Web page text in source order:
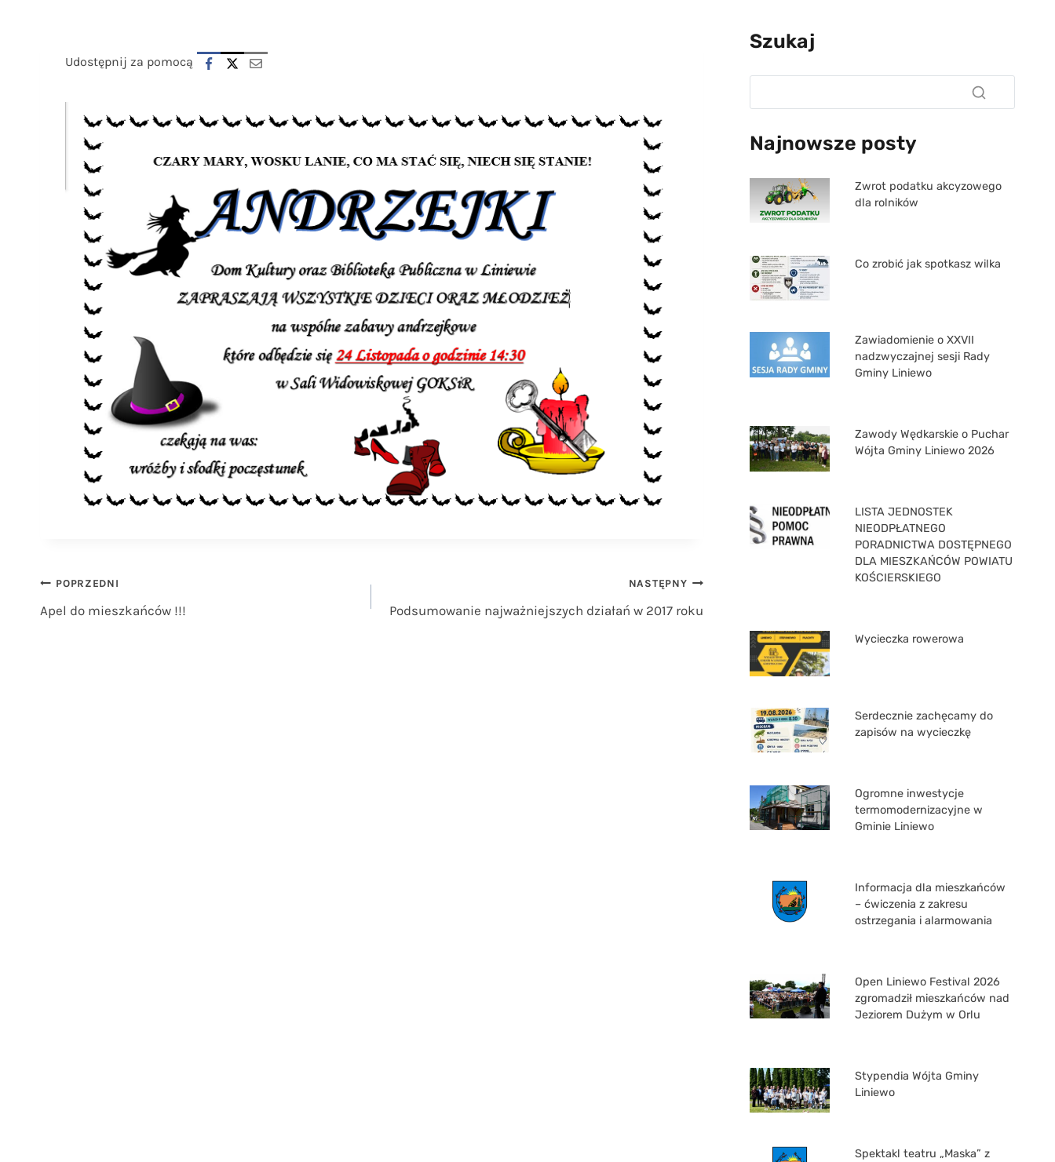
Udostępnij za pomocą
Nawigacja
POPRZEDNI
Apel do mieszkańców !!!
NASTĘPNY
Podsumowanie najważniejszych działań w 2017 roku
Szukaj
Najnowsze posty
Zwrot podatku akcyzowego
dla rolników
Co zrobić jak spotkasz wilka
Zawiadomienie o XXVII
nadzwyczajnej sesji Rady
Gminy Liniewo
Zawody Wędkarskie o Puchar
Wójta Gminy Liniewo 2026
LISTA JEDNOSTEK
NIEODPŁATNEGO
PORADNICTWA DOSTĘPNEGO
DLA MIESZKAŃCÓW POWIATU
KOŚCIERSKIEGO
Wycieczka rowerowa
Serdecznie zachęcamy do
zapisów na wycieczkę
Ogromne inwestycje
termomodernizacyjne w
Gminie Liniewo
Informacja dla mieszkańców
– ćwiczenia z zakresu
ostrzegania i alarmowania
Open Liniewo Festival 2026
zgromadził mieszkańców nad
Jeziorem Dużym w Orlu
Stypendia Wójta Gminy
Liniewo
Spektakl teatru „Maska” z